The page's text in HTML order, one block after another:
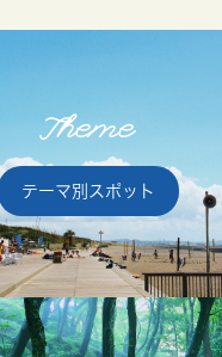
Theme
テーマ別スポット